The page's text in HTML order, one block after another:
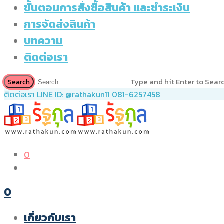
ขั้นตอนการสั่งซื้อสินค้า และชำระเงิน
การจัดส่งสินค้า
บทความ
ติดต่อเรา
Type and hit Enter to
ติดต่อเรา LINE ID: @rathakun11 081-6257458
0
0
เกี่ยวกับเรา